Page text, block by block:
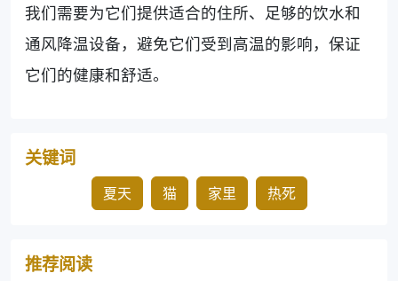
我们需要为它们提供适合的住所、足够的饮水和
通风降温设备，避免它们受到高温的影响，保证
它们的健康和舒适。
关键词
夏天 猫 家里 热死
推荐阅读